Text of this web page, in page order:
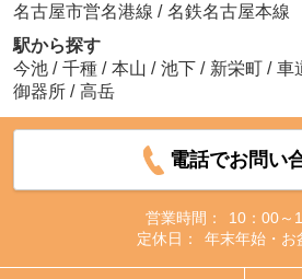
名古屋市営名港線 / 名鉄名古屋本線
駅から探す
今池 / 千種 / 本山 / 池下 / 新栄町 / 車
御器所 / 高岳
電話でお問い
営業時間：
10：00～
定休日：
年末年始・お